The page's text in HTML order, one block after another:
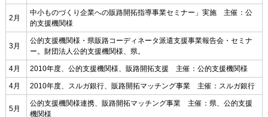
2月
中小ものづくり企業への販路開拓指導事業セミナー」実施 主催：公
的支援機関様
3月
公的支援機関様・県販路コーディネータ派遣支援事業報告会・セミナ
ー。財団法人公的支援機関様、県。
4月 2010年度、公的支援機関様、販路開拓支援 主催：公的支援機関様
4月 2010年度、スルガ銀行、販路開拓マッチング事業 主催：スルガ銀行
5月
公的支援機関様連携、販路開拓マッチング事業 主催：県、公的支援
機関様